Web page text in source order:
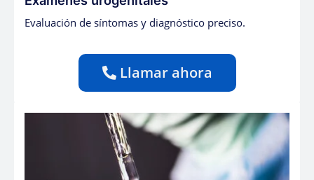
Evaluación de síntomas y diagnóstico preciso.
Llamar ahora